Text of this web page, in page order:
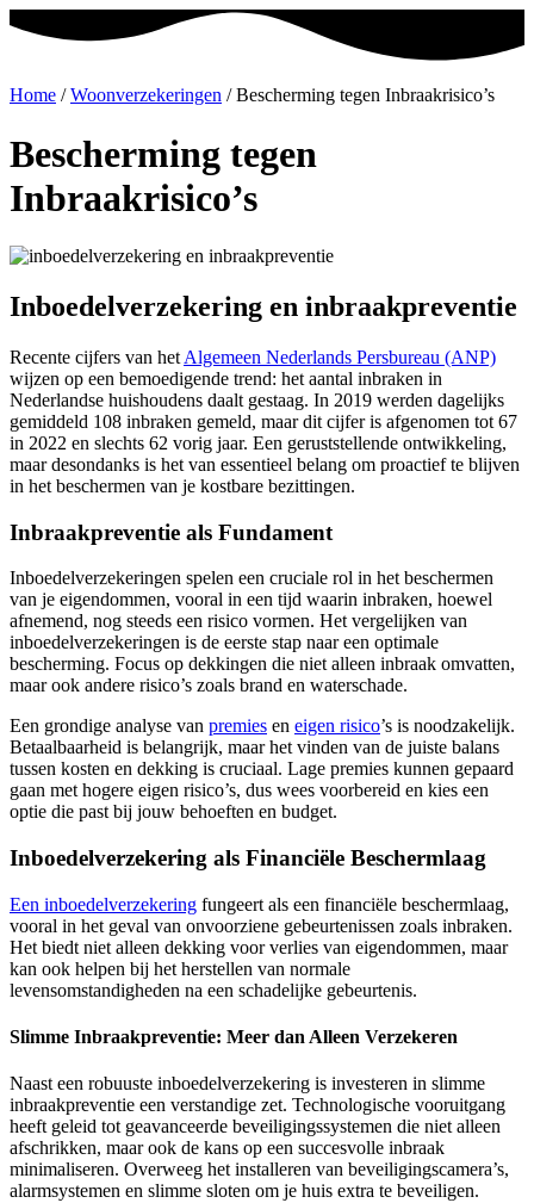
Home /Woonverzekeringen /Bescherming tegen Inbraakrisico’s
Bescherming tegen
Inbraakrisico’s
Inboedelverzekering en inbraakpreventie
Recente cijfers van het Algemeen Nederlands Persbureau (ANP)
wijzen op een bemoedigende trend: het aantal inbraken in
Nederlandse huishoudens daalt gestaag. In 2019 werden dagelijks
gemiddeld 108 inbraken gemeld, maar dit cijfer is afgenomen tot 67
in 2022 en slechts 62 vorig jaar. Een geruststellende ontwikkeling,
maar desondanks is het van essentieel belang om proactief te blijven
in het beschermen van je kostbare bezittingen.
Inbraakpreventie als Fundament
Inboedelverzekeringen spelen een cruciale rol in het beschermen
van je eigendommen, vooral in een tijd waarin inbraken, hoewel
afnemend, nog steeds een risico vormen. Het vergelijken van
inboedelverzekeringen is de eerste stap naar een optimale
bescherming. Focus op dekkingen die niet alleen inbraak omvatten,
maar ook andere risico’s zoals brand en waterschade.
Een grondige analyse van premies en eigen risico’s is noodzakelijk.
Betaalbaarheid is belangrijk, maar het vinden van de juiste balans
tussen kosten en dekking is cruciaal. Lage premies kunnen gepaard
gaan met hogere eigen risico’s, dus wees voorbereid en kies een
optie die past bij jouw behoeften en budget.
Inboedelverzekering als Financiële Beschermlaag
Een inboedelverzekering fungeert als een financiële beschermlaag,
vooral in het geval van onvoorziene gebeurtenissen zoals inbraken.
Het biedt niet alleen dekking voor verlies van eigendommen, maar
kan ook helpen bij het herstellen van normale
levensomstandigheden na een schadelijke gebeurtenis.
Slimme Inbraakpreventie: Meer dan Alleen Verzekeren
Naast een robuuste inboedelverzekering is investeren in slimme
inbraakpreventie een verstandige zet. Technologische vooruitgang
heeft geleid tot geavanceerde beveiligingssystemen die niet alleen
afschrikken, maar ook de kans op een succesvolle inbraak
minimaliseren. Overweeg het installeren van beveiligingscamera’s,
alarmsystemen en slimme sloten om je huis extra te beveiligen.